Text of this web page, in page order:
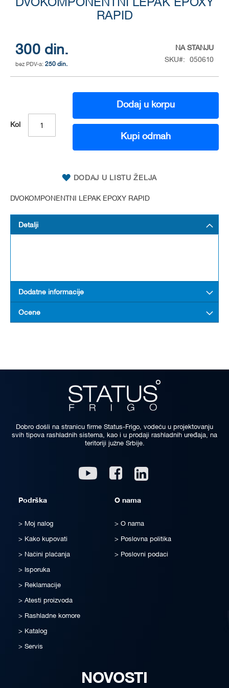
DVOKOMPONENTNI LEPAK EPOXY
RAPID
300 din.
250 din.
NA STANJU
SKU
050610
Kol
Dodaj u korpu
Kupi odmah
DODAJ U LISTU ŽELJA
DVOKOMPONENTNI LEPAK EPOXY RAPID
the
images
gallery
Detalji
Dodatne informacije
Ocene
Dobro došli na stranicu firme Status-Frigo, vodeću u projektovanju
svih tipova rashladnih sistema, kao i u prodaji rashladnih uređaja, na
teritoriji južne Srbije.
Youtube Facebook
Podrška
Moj nalog
Kako kupovati
Načini plaćanja
Isporuka
Reklamacije
Atesti proizvoda
Rashladne komore
Katalog
Servis
O nama
O nama
Poslovna politika
Poslovni podaci
NOVOSTI